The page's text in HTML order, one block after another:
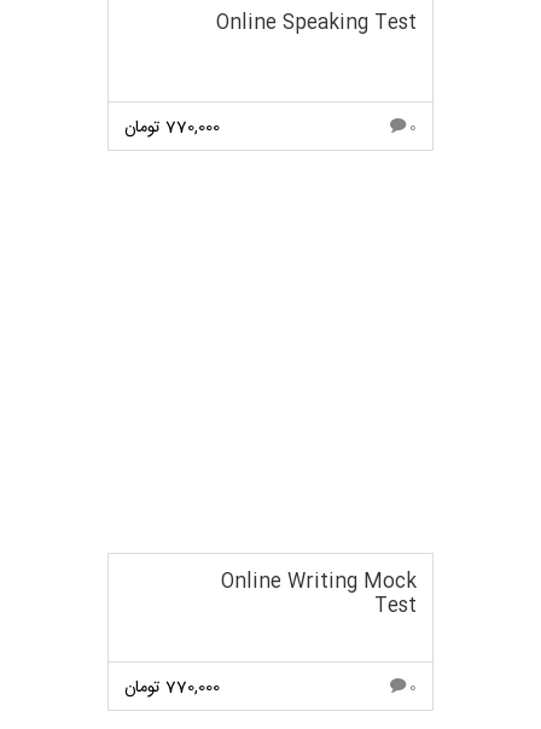
Online Speaking Test
0
770,000 تومان
Online Writing Mock
Test
0
770,000 تومان